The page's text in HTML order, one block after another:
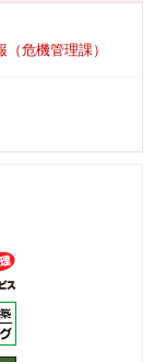
危機管理課）